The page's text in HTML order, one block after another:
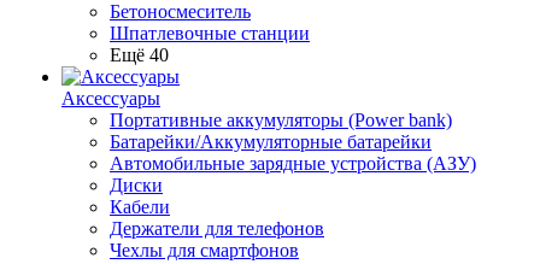
Бетоносмеситель
Шпатлевочные станции
Ещё 40
Аксессуары
Портативные аккумуляторы (Power bank)
Батарейки/Аккумуляторные батарейки
Автомобильные зарядные устройства (АЗУ)
Диски
Кабели
Держатели для телефонов
Чехлы для смартфонов